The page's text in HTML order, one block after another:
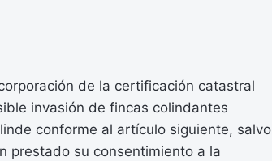
de la certificación catastral
invasión de fincas colindantes
conforme al artículo siguiente, salvo
prestado su consentimiento a la